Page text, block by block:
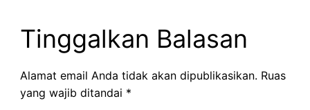
Tinggalkan Balasan
Alamat email Anda tidak akan dipublikasikan. Ruas
yang wajib ditandai *